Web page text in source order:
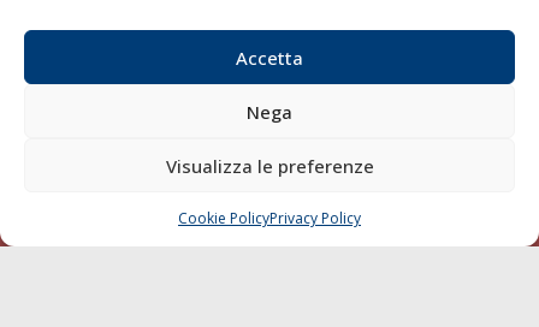
Accetta
Nega
Visualizza le preferenze
Cookie PolicyPrivacy Policy
Sostenibilità
Compagnie di Navigazione
Blue economy
Diporto
Contatti
CHIAMA SCRIVI